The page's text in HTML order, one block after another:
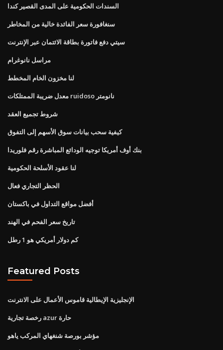
السندات الحكومية على المدى القصير كندا
سنغافورة سعر الفائدة خالية من المخاطر
سيتي دفع فاتورة بطاقة الائتمان عبر الإنترنت
مراسل نانوغرام
لنا مخزون الخام المخطط
معدل ضريبة الممتلكات ruidoso نانومتر
شروط تجميع العقد
كيفية سحب بيانات سوق الأسهم إلى التفوق
بنك أوف أمريكا توجيه الودائع المباشرة رقم فلوريدا
لنا عقود الأسلحة الحكومية
الحظر التجاري فعال
أفضل مواقع التداول في باكستان
تاريخ سعر الفحم في الهند
كم دولار أمريكي هو 1 رطل
Featured Posts
الإنجليزية الإيطالية قاموس الأعمال على الانترنت
رخصة تجارية azur حارة
مؤشر بورصة شنغهاي المركب ياهو